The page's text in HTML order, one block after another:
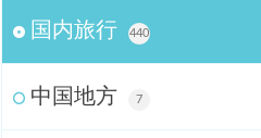
国内旅行 440
中国地方 7